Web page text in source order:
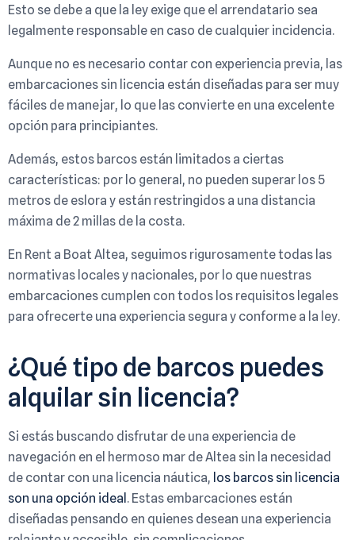
Esto se debe a que la ley exige que el arrendatario sea
legalmente responsable en caso de cualquier incidencia.
Aunque no es necesario contar con experiencia previa, las
embarcaciones sin licencia están diseñadas para ser muy
fáciles de manejar, lo que las convierte en una excelente
opción para principiantes.
Además, estos barcos están limitados a ciertas
características: por lo general, no pueden superar los 5
metros de eslora y están restringidos a una distancia
máxima de 2 millas de la costa.
En Rent a Boat Altea, seguimos rigurosamente todas las
normativas locales y nacionales, por lo que nuestras
embarcaciones cumplen con todos los requisitos legales
para ofrecerte una experiencia segura y conforme a la ley.
¿Qué tipo de barcos puedes
alquilar sin licencia?
Si estás buscando disfrutar de una experiencia de
navegación en el hermoso mar de Altea sin la necesidad
de contar con una licencia náutica, los barcos sin licencia
son una opción ideal . Estas embarcaciones están
diseñadas pensando en quienes desean una experiencia